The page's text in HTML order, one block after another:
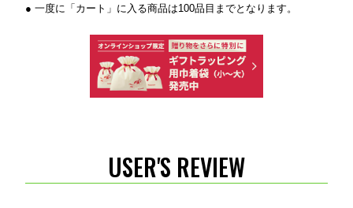
● 一度に「カート」に入る商品は100品目までとなります。
USER'S REVIEW